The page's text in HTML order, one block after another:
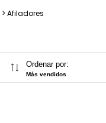
> Afiladores
Ordenar por:
Más vendidos